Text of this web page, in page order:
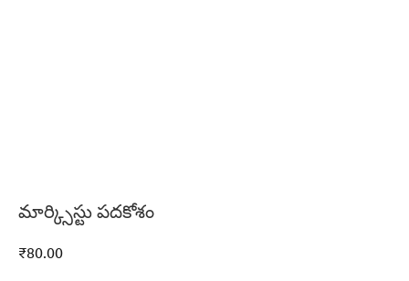
మార్క్సిస్టు పదకోశం
₹80.00